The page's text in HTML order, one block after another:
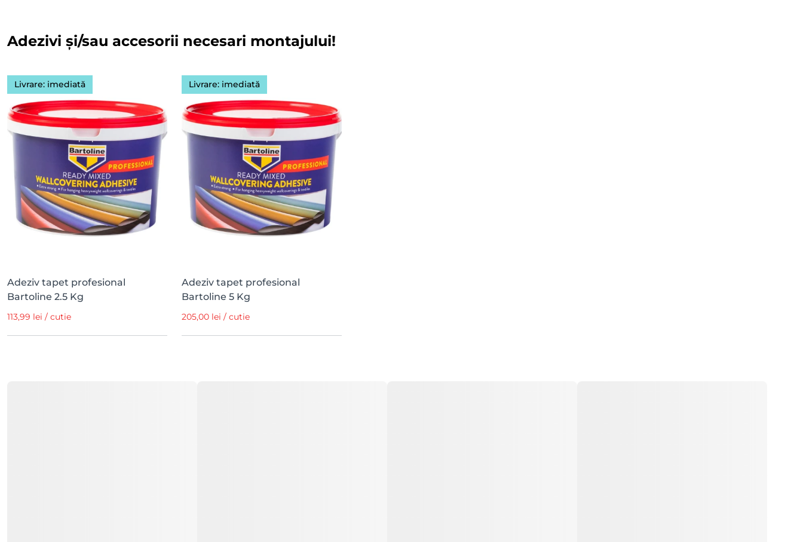
Adezivi și/sau accesorii necesari montajului!
Livrare: imediată
Adeziv tapet profesional
Bartoline 2.5 Kg
113,99 lei / cutie
Livrare: imediată
Adeziv tapet profesional
Bartoline 5 Kg
205,00 lei / cutie